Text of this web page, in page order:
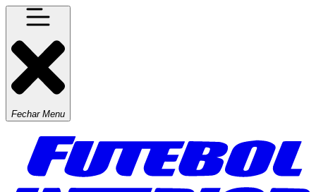
Fechar Menu